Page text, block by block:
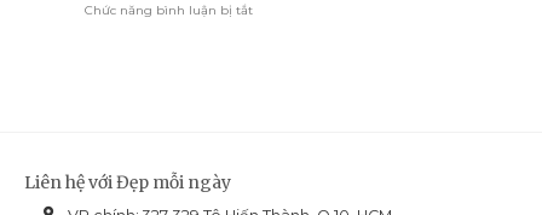
và
Giải
Chức năng bình luận bị tắtở
Liên hệ với Đẹp mỗi ngày